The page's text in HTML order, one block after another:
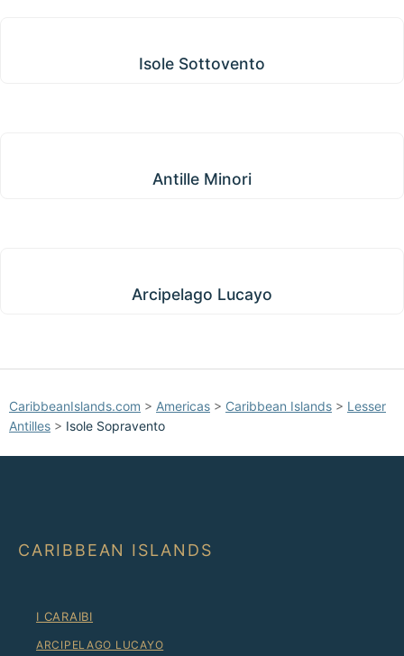
Isole Sottovento
Antille Minori
Arcipelago Lucayo
CaribbeanIslands.com > Americas > Caribbean Islands > Lesser
Antilles > Isole Sopravento
CARIBBEAN ISLANDS
I CARAIBI
ARCIPELAGO LUCAYO